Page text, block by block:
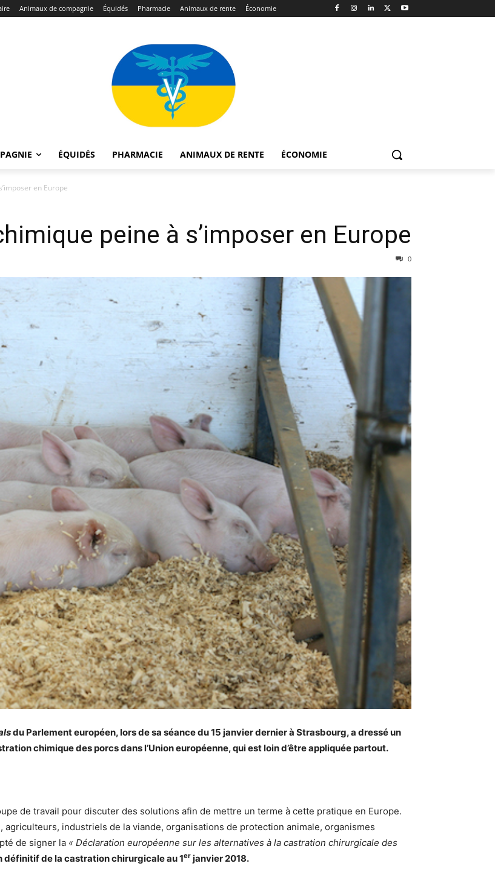
Animaux de compagnie Équidés Pharmacie Animaux de rente Économie
ÉQUIDÉS PHARMACIE ANIMAUX DE RENTE ÉCONOMIE
en Europe
peine à s’imposer en Europe
0
du Parlement européen, lors de sa séance du 15 janvier dernier à Strasbourg, a dressé un
chimique des porcs dans l’Union européenne, qui est loin d’être appliquée partout.
de travail pour discuter des solutions afin de mettre un terme à cette pratique en Europe.
industriels de la viande, organisations de protection animale, organismes
de signer la « Déclaration européenne sur les alternatives à la castration chirurgicale des
définitif de la castration chirurgicale au 1er janvier 2018.